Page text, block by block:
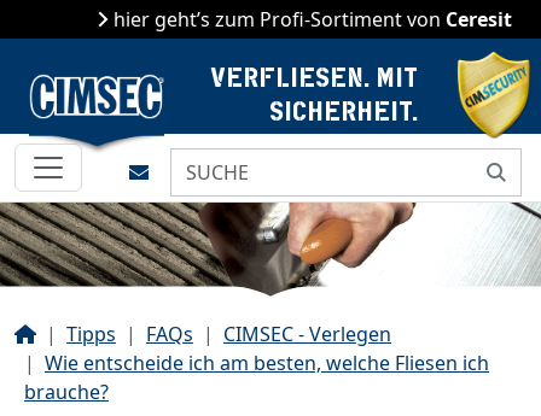
hier geht’s zum Profi-Sortiment von Ceresit
VERFLIESEN. MIT
SICHERHEIT.
Kontakt
StartTipps FAQs
CIMSEC - Verlegen
Wie entscheide ich am besten, welche Fliesen ich
brauche?